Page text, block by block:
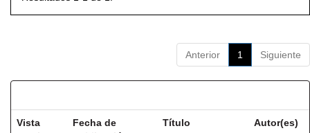
Anterior 1 Siguiente
Vista
Fecha de
Título Autor(es)